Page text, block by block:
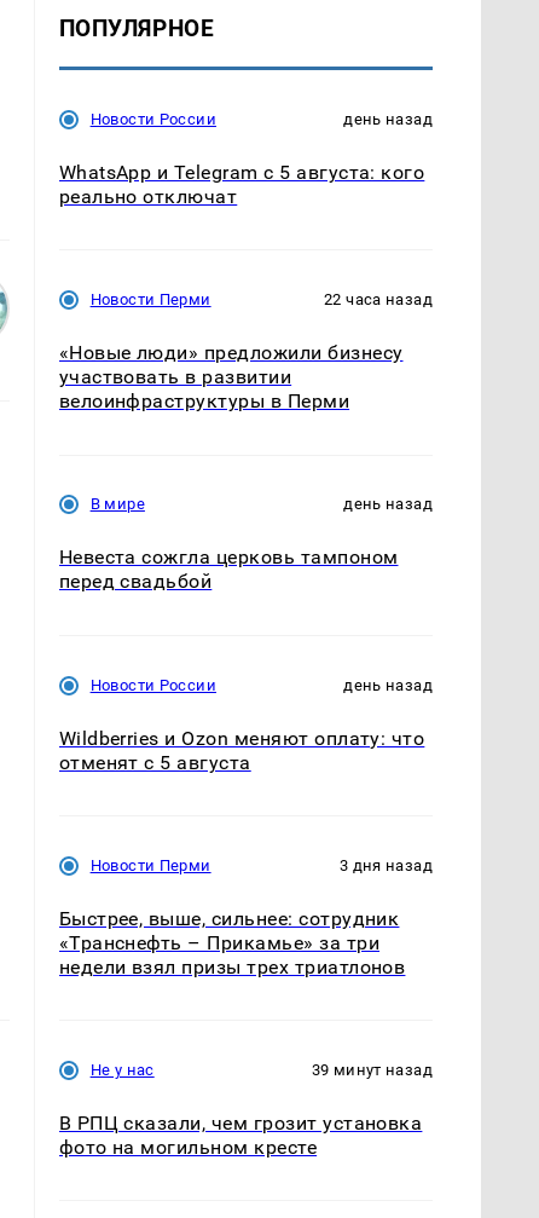
ПОПУЛЯРНОЕ
Новости России день назад
WhatsApp и Telegram с 5 августа: кого
реально отключат
Новости Перми 22 часа назад
«Новые люди» предложили бизнесу
участвовать в развитии
велоинфраструктуры в Перми
В мире день назад
Невеста сожгла церковь тампоном
перед свадьбой
Новости России день назад
Wildberries и Ozon меняют оплату: что
отменят с 5 августа
Новости Перми 3 дня назад
Быстрее, выше, сильнее: сотрудник
«Транснефть – Прикамье» за три
недели взял призы трех триатлонов
Не у нас 39 минут назад
В РПЦ сказали, чем грозит установка
фото на могильном кресте